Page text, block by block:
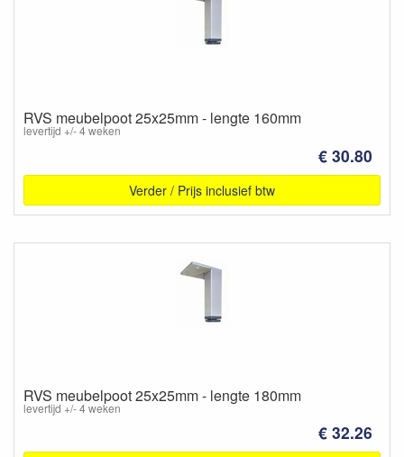
RVS meubelpoot 25x25mm - lengte 160mm
levertijd +/- 4 weken
€ 30.80
Verder / Prijs inclusief btw
RVS meubelpoot 25x25mm - lengte 180mm
levertijd +/- 4 weken
€ 32.26